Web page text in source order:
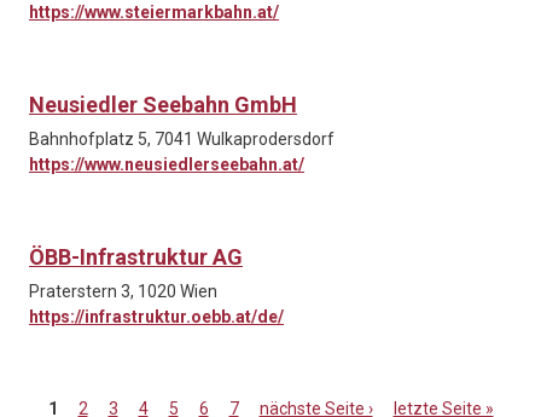
https://www.steiermarkbahn.at/
Neusiedler Seebahn GmbH
Bahnhofplatz 5, 7041 Wulkaprodersdorf
https://www.neusiedlerseebahn.at/
ÖBB-Infrastruktur AG
Praterstern 3, 1020 Wien
https://infrastruktur.oebb.at/de/
1 2 3 4 5 6 7 nächste Seite › letzte Seite »